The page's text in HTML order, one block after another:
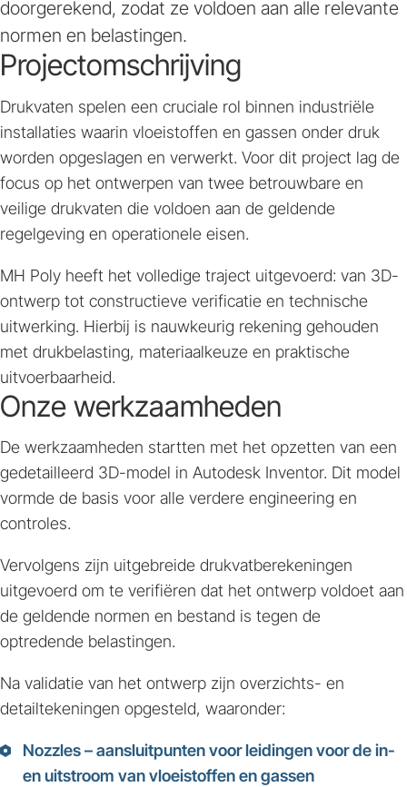
doorgerekend, zodat ze voldoen aan alle relevante
normen en belastingen.
Projectomschrijving
Drukvaten spelen een cruciale rol binnen industriële
installaties waarin vloeistoffen en gassen onder druk
worden opgeslagen en verwerkt. Voor dit project lag de
focus op het ontwerpen van twee betrouwbare en
veilige drukvaten die voldoen aan de geldende
regelgeving en operationele eisen.
MH Poly heeft het volledige traject uitgevoerd: van 3D-
ontwerp tot constructieve verificatie en technische
uitwerking. Hierbij is nauwkeurig rekening gehouden
met drukbelasting, materiaalkeuze en praktische
uitvoerbaarheid.
Onze werkzaamheden
De werkzaamheden startten met het opzetten van een
gedetailleerd 3D-model in Autodesk Inventor. Dit model
vormde de basis voor alle verdere engineering en
controles.
Vervolgens zijn uitgebreide drukvatberekeningen
uitgevoerd om te verifiëren dat het ontwerp voldoet aan
de geldende normen en bestand is tegen de
optredende belastingen.
Na validatie van het ontwerp zijn overzichts- en
detailtekeningen opgesteld, waaronder:
Nozzles– aansluitpunten voor leidingen voor de in-
en uitstroom van vloeistoffen en gassen